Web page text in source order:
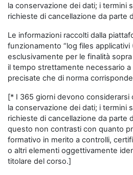
la conservazione dei dati; i termini
richieste di cancellazione da parte
Le informazioni raccolti dalla
funzionamento “log files
esclusivamente per le finalità
il tempo strettamente necessario
precisate che di norma
[* I 365 giorni devono considerarsi
la conservazione dei dati; i termini
richieste di cancellazione da parte
questo non contrasti con quanto
formativo in merito a controlli,
o altri elementi oggettivamente
titolare del corso.]